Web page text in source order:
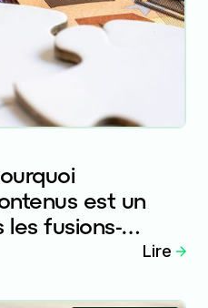
est un
les fusions-
Lire